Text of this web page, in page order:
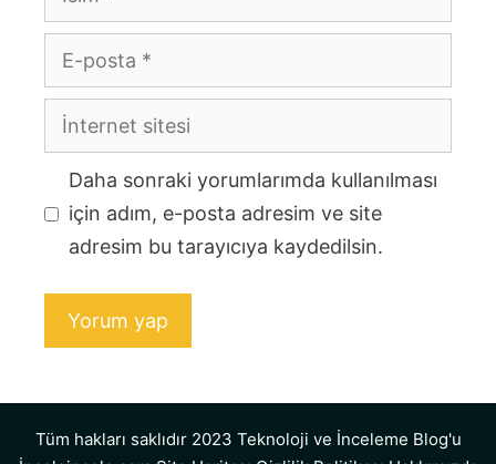
E-
posta
İnternet
sitesi
Daha sonraki yorumlarımda kullanılması
için adım, e-posta adresim ve site
adresim bu tarayıcıya kaydedilsin.
Tüm hakları saklıdır 2023 Teknoloji ve İnceleme Blog'u